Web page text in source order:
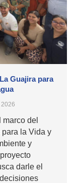
Guajira para
del
la Vida y
y
darle el